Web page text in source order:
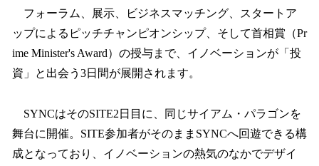
フォーラム、展示、ビジネスマッチング、スタートア
ップによるピッチチャンピオンシップ、そして首相賞（Pr
ime Minister's Award）の授与まで、イノベーションが「投
資」と出会う3日間が展開されます。
SYNCはそのSITE2日目に、同じサイアム・パラゴンを
舞台に開催。SITE参加者がそのままSYNCへ回遊できる構
成となっており、イノベーションの熱気のなかでデザイ